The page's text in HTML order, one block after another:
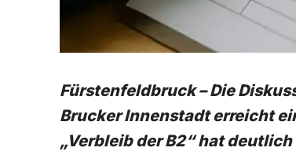
Fürstenfeldbruck – Die
Brucker Innenstadt erreicht
„Verbleib der B2“ hat